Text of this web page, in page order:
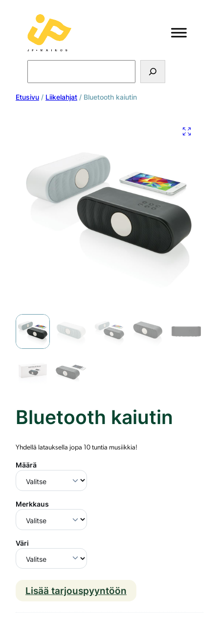
Etusivu / Liikelahjat / Bluetooth kaiutin
Bluetooth kaiutin
Yhdellä latauksella jopa 10 tuntia musiikkia!
Määrä
Merkkaus
Väri
Lisää tarjouspyyntöön